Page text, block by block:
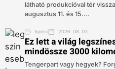
látható produkcióval tér
augusztus 11. és 15....
5perc 2026. 08. 07.
Ez lett a világ
mindössze 3000
Tengerpart vagy hegyek?